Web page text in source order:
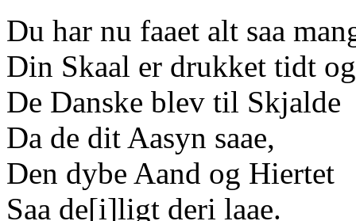
Du har nu faaet alt saa
Din Skaal er drukket tidt
De Danske blev til Skjalde
Da de dit Aasyn saae,
Den dybe Aand og Hiertet
Saa de[i]ligt deri laae.